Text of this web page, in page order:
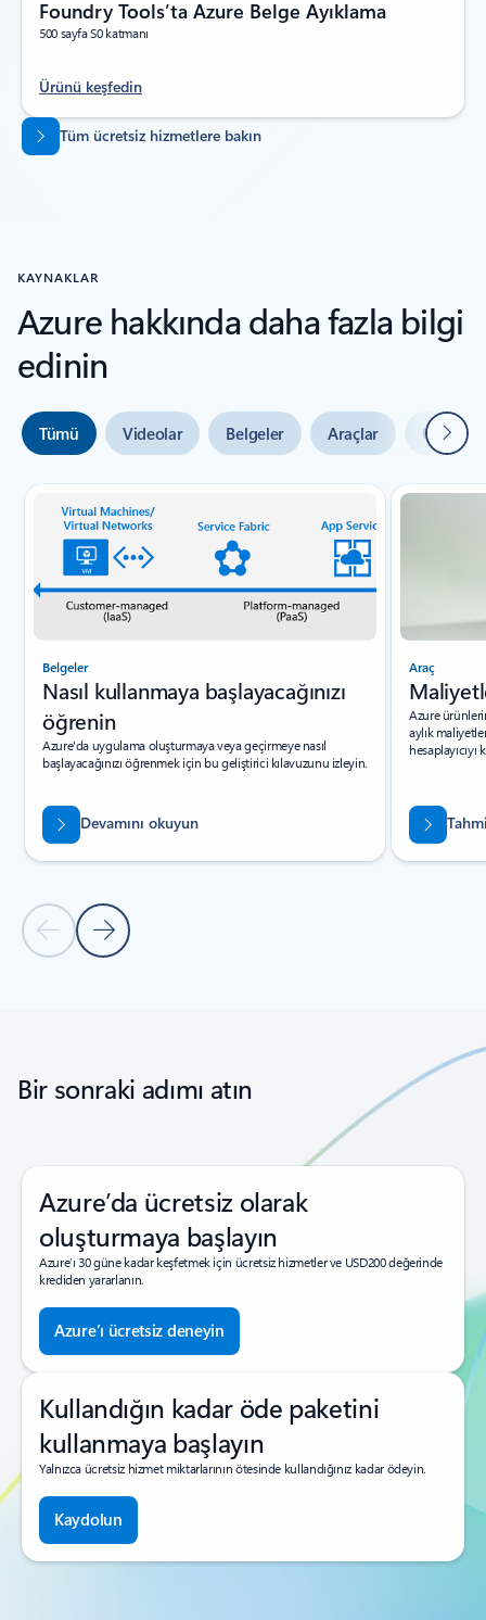
Foundry Tools’ta Azure Belge Ayıklama
500 sayfa S0 katmanı
Ürünü keşfedin
Sekmelere dön
Tüm ücretsiz hizmetlere bakın
KAYNAKLAR
Azure hakkında daha fazla bilgi
edinin
Tümü Videolar Belgeler Araçlar Uzman
Slayt {0} {1} göstergesi
Önceki SlaytSonraki Slayt
Belgeler
Nasıl kullanmaya başlayacağınızı
öğrenin
Azure'da uygulama oluşturmaya veya geçirmeye nasıl
başlayacağınızı öğrenmek için bu geliştirici kılavuzunu izleyin.
Devamını okuyun
Araç
Azure
aylık
hesaplayıcıyı
Bir sonraki adımı atın
Azure’da ücretsiz olarak
oluşturmaya başlayın
Azure’ı 30 güne kadar keşfetmek için ücretsiz hizmetler ve USD200 değerinde
krediden yararlanın.
Azure’ı ücretsiz deneyin
Kullandığın kadar öde paketini
kullanmaya başlayın
Yalnızca ücretsiz hizmet miktarlarının ötesinde kullandığınız kadar ödeyin.
Kaydolun